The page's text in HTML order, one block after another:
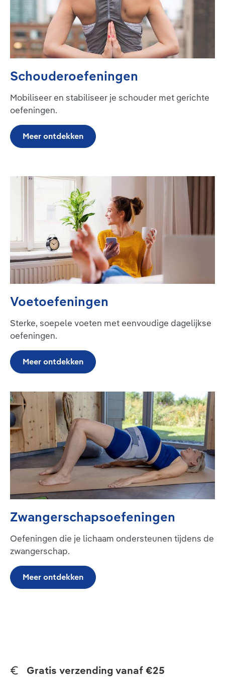
Schouderoefeningen
Mobiliseer en stabiliseer je schouder met gerichte
oefeningen.
Meer ontdekken
Voetoefeningen
Sterke, soepele voeten met eenvoudige dagelijkse
oefeningen.
Meer ontdekken
Zwangerschapsoefeningen
Oefeningen die je lichaam ondersteunen tijdens de
zwangerschap.
Meer ontdekken
Gratis verzending vanaf €25